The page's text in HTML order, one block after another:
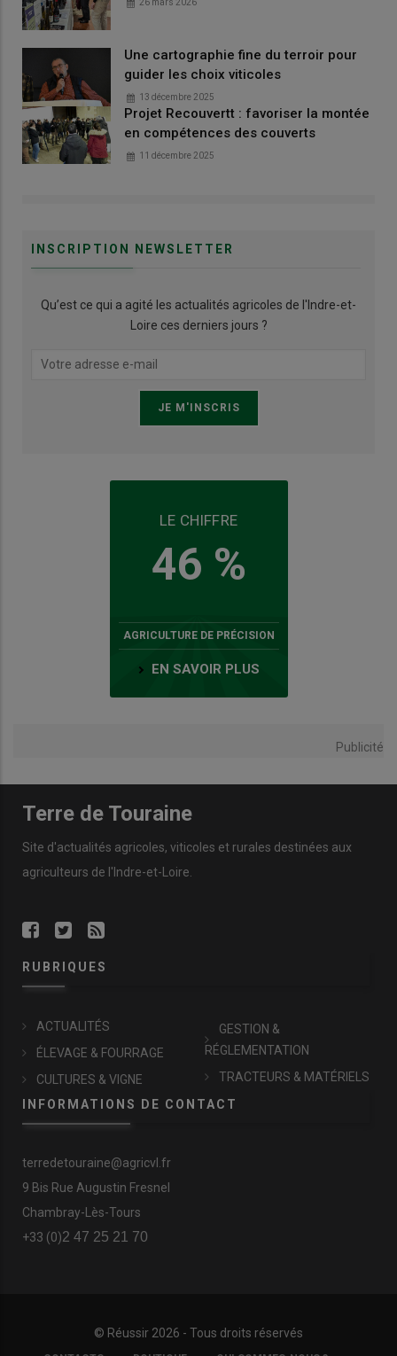
26 mars 2026
Une cartographie fine du terroir pour
guider les choix viticoles
13 décembre 2025
Projet Recouvertt : favoriser la montée
en compétences des couverts
11 décembre 2025
INSCRIPTION NEWSLETTER
Qu’est ce qui a agité les actualités agricoles de l'Indre-et-
Loire ces derniers jours ?
LE CHIFFRE
46 %
AGRICULTURE DE PRÉCISION
EN SAVOIR PLUS
Publicité
Terre de Touraine
Site d'actualités agricoles, viticoles et rurales destinées aux
agriculteurs de l'Indre-et-Loire.
RUBRIQUES
ACTUALITÉS
ÉLEVAGE & FOURRAGE
CULTURES & VIGNE
GESTION &
RÉGLEMENTATION
TRACTEURS & MATÉRIELS
INFORMATIONS DE CONTACT
terredetouraine@agricvl.fr
9 Bis Rue Augustin Fresnel
Chambray-Lès-Tours
+33 (0)2 47 25 21 70
© Réussir 2026 - Tous droits réservés
FOOTER